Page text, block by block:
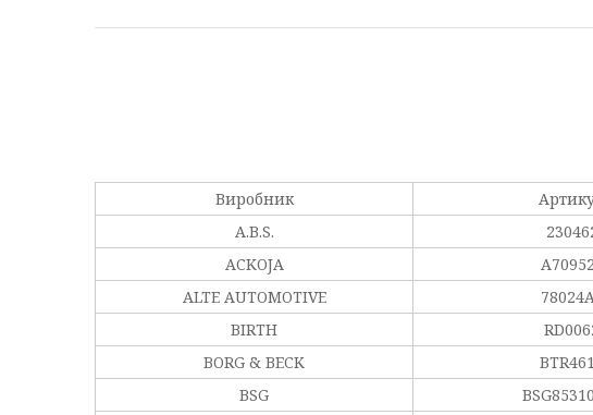
Виробник
A.B.S.
ACKOJA
ALTE AUTOMOTIVE
BIRTH
BORG & BECK
BSG